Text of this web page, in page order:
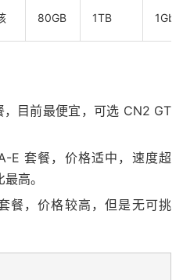
80GB 1TB
目前最便宜，可选 CN2 GT
E 套餐，价格适中，速度超
高。
餐，价格较高，但是无可挑